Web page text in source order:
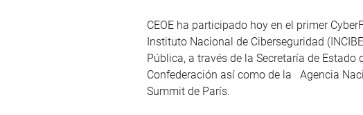
CEOE ha participado hoy en el primer
Instituto Nacional de Ciberseguridad
Pública, a través de la Secretaría de
Confederación así como de la Agencia
Summit de París.